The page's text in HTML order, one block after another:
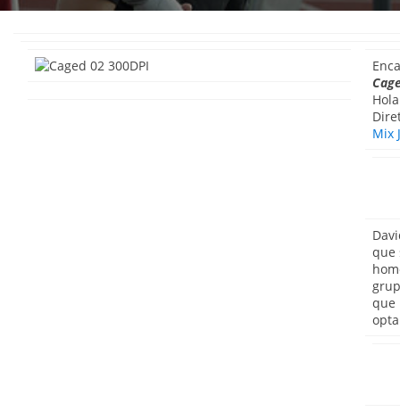
Mix
que
que